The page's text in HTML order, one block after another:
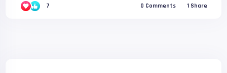
7 0 Comments 1 Share